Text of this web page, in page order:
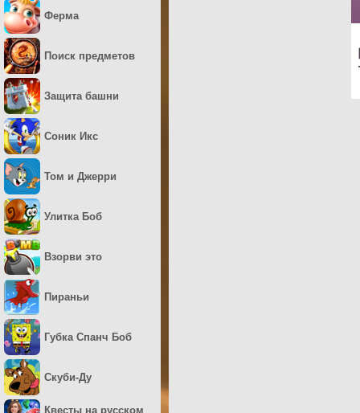
Ферма
Поиск предметов
Защита башни
Соник Икс
Том и Джерри
Улитка Боб
Взорви это
Пираньи
Губка Спанч Боб
Скуби-Ду
Квесты на русском